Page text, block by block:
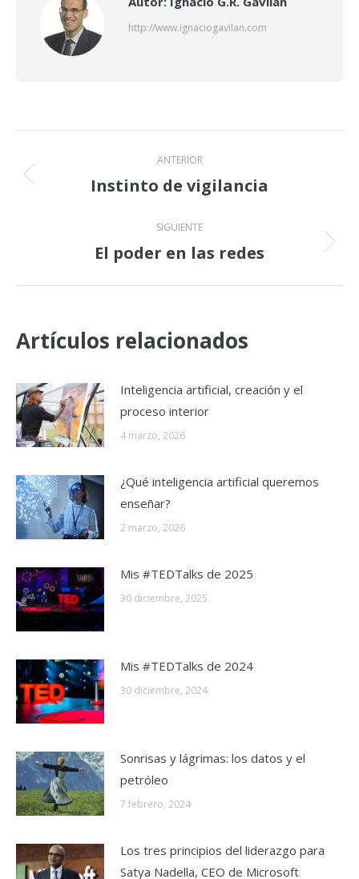
http://www.ignaciogavilan.com
Navegación
entre
publicaciones
ANTERIOR
Publicación
Instinto de vigilancia
SIGUIENTE
Publicación
El poder en las redes
Artículos relacionados
Inteligencia artificial, creación y el
proceso interior
4 marzo, 2026
¿Qué inteligencia artificial queremos
enseñar?
2 marzo, 2026
Mis #TEDTalks de 2025
30 diciembre, 2025
Mis #TEDTalks de 2024
30 diciembre, 2024
Sonrisas y lágrimas: los datos y el
petróleo
7 febrero, 2024
Los tres principios del liderazgo para
Satya Nadella, CEO de Microsoft